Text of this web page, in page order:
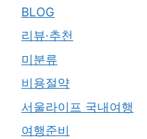
BLOG
리뷰·추천
미분류
비용절약
서울라이프 국내여행
여행준비